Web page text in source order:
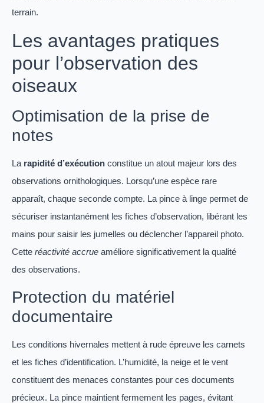
terrain.
Les avantages pratiques
pour l’observation des
oiseaux
Optimisation de la prise de
notes
La rapidité d’exécution constitue un atout majeur lors des
observations ornithologiques. Lorsqu’une espèce rare
apparaît, chaque seconde compte. La pince à linge permet de
sécuriser instantanément les fiches d’observation, libérant les
mains pour saisir les jumelles ou déclencher l’appareil photo.
Cette réactivité accrue améliore significativement la qualité
des observations.
Protection du matériel
documentaire
Les conditions hivernales mettent à rude épreuve les carnets
et les fiches d’identification. L’humidité, la neige et le vent
constituent des menaces constantes pour ces documents
précieux. La pince maintient fermement les pages, évitant